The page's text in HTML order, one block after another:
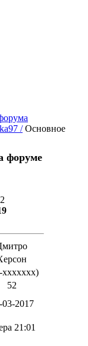
/ Основное
2
xxxxxxx)
52
03-2017
21:01